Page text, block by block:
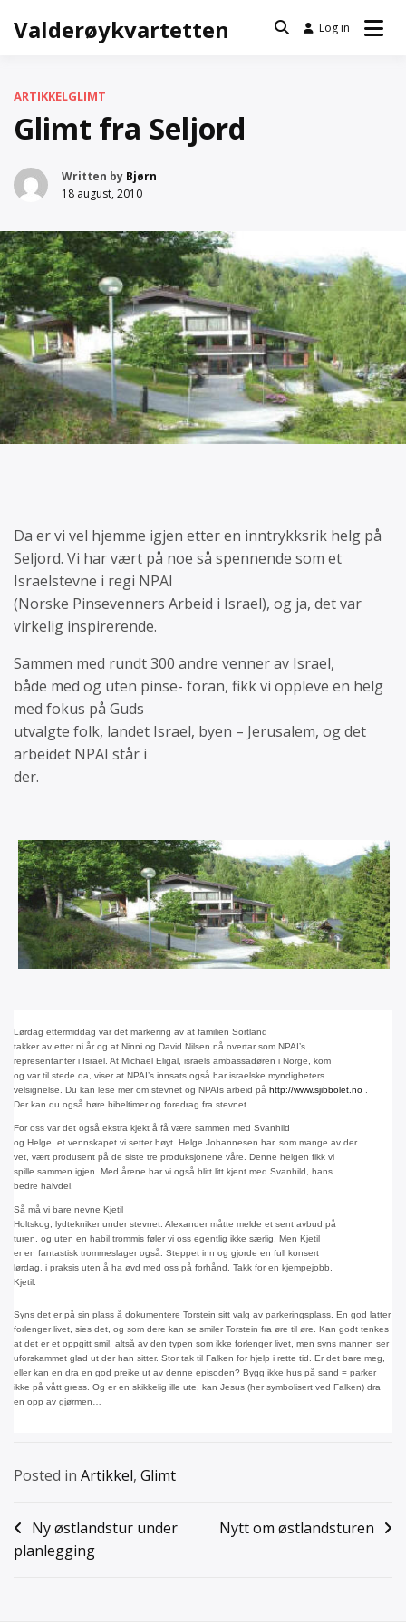
Valderøykvartetten Log in
ARTIKKELGLIMT
Glimt fra Seljord
Written by Bjørn
18 august, 2010
Da er vi vel hjemme igjen etter en inntrykksrik helg på
Seljord. Vi har vært på noe så spennende som et
Israelstevne i regi NPAI
(Norske Pinsevenners Arbeid i Israel), og ja, det var
virkelig inspirerende.
Sammen med rundt 300 andre venner av Israel,
både med og uten pinse- foran, fikk vi oppleve en helg
med fokus på Guds
utvalgte folk, landet Israel, byen – Jerusalem, og det
arbeidet NPAI står i
der.
Lørdag ettermiddag var det markering av at familien Sortland
takker av etter ni år og at Ninni og David Nilsen nå overtar som NPAI’s
representanter i Israel. At Michael Eligal, israels ambassadøren i Norge, kom
og var til stede da, viser at NPAI’s innsats også har israelske myndigheters
velsignelse. Du kan lese mer om stevnet og NPAIs arbeid på http://www.sjibbolet.no .
Der kan du også høre bibeltimer og foredrag fra stevnet.
For oss var det også ekstra kjekt å få være sammen med Svanhild
og Helge, et vennskapet vi setter høyt. Helge Johannesen har, som mange av der
vet, vært produsent på de siste tre produksjonene våre. Denne helgen fikk vi
spille sammen igjen. Med årene har vi også blitt litt kjent med Svanhild, hans
bedre halvdel.
Så må vi bare nevne Kjetil
Holtskog, lydtekniker under stevnet. Alexander måtte melde et sent avbud på
turen, og uten en habil trommis føler vi oss egentlig ikke særlig. Men Kjetil
er en fantastisk trommeslager også. Steppet inn og gjorde en full konsert
lørdag, i praksis uten å ha øvd med oss på forhånd. Takk for en kjempejobb,
Kjetil.
Syns det er på sin plass å dokumentere Torstein sitt valg av parkeringsplass. En god latter
forlenger livet, sies det, og som dere kan se smiler Torstein fra øre til øre. Kan godt tenkes
at det er et oppgitt smil, altså av den typen som ikke forlenger livet, men syns mannen ser
uforskammet glad ut der han sitter. Stor tak til Falken for hjelp i rette tid. Er det bare meg,
eller kan en dra en god preike ut av denne episoden? Bygg ikke hus på sand = parker
ikke på vått gress. Og er en skikkelig ille ute, kan Jesus (her symbolisert ved Falken) dra
en opp av gjørmen…
Posted in Artikkel, Glimt
Innleggsnavigasjon
Ny østlandstur under
planlegging
Nytt om østlandsturen